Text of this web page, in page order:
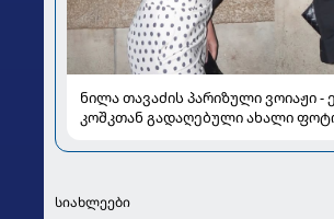
ნილა თავაძის პარიზული ვოიაჟი -
კოშკთან გადაღებული ახალი
სიახლეები